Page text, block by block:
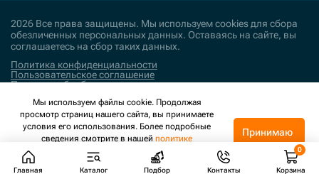
2026 Все права защищены. Мы используем cookies для сбора
обезличенных персональных данных. Оставаясь на сайте, вы
соглашаетесь на сбор таких данных.
Политика конфиденциальности
Пользовательское соглашение
Политика обработки персональных данных
Поддержка и развитие
Главная Каталог Подбор Контакты Корзина
Мы используем файлы cookie. Продолжая
просмотр страниц нашего сайта, вы принимаете
условия его использования. Более подробные
сведения смотрите в нашей политике
конфиденциальности.
Принимаю